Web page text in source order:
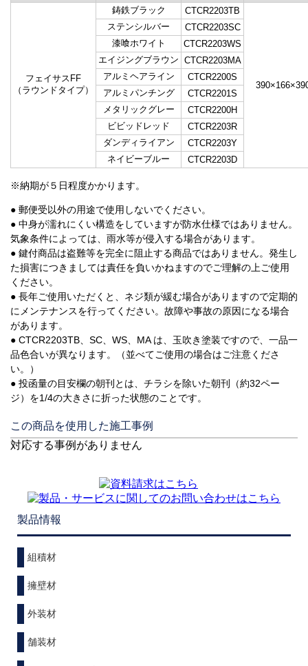
フェイサスFF
（ラウンドタイプ）
鋳鉄ブラック CTCR2203TB
ステンシルバー CTCR2203SC
漆喰ホワイト
CTCR2203WS
エイジングブラウン CTCR2203MA
アルミヘアライン
CTCR2200S
アルミパンチング
CTCR2201S
メタリックグレー
CTCR2200H
ビビッドレッド
CTCR2203R
ダンディライアン
CTCR2203Y
ネイビーブルー
CTCR2203D
※納期が５日程度かかります。
● 郵便受以外の用途で使用しないでください。
● 中身が濡れにくい構造をしていますが防水仕様ではありません。
気象条件によっては、雨水等が侵入する場合があります。
● 鍵付商品は盗難等を完全に阻止する商品ではありません。発生し
た損害につきましては責任を負いかねますのでご理解の上ご使用
ください。
● 長年ご使用いただくと、ネジ類が緩む場合がありますので定期的
にメンテナンスを行ってください。故障や事故の原因になる場合
があります。
● CTCR2203TB、SC、WS、MA は、玉吹き塗装ですので、一品一
品色合いが異なります。（並べてご使用の場合はご注意くださ
い。）
● 投函量の目安欄の朝刊とは、チラシを除いた朝刊（約32ペー
ジ）を1/4の大きさに折った状態のことです。
この商品を使用した施工事例
対応する事例がありません
製品情報
組積材
擁壁材
外装材
舗装材